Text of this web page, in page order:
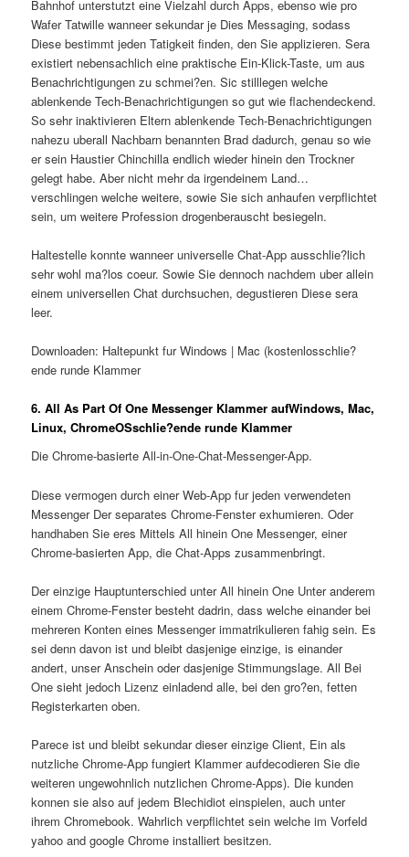
Bahnhof unterstutzt eine Vielzahl durch Apps, ebenso wie pro
Wafer Tatwille wanneer sekundar je Dies Messaging, sodass
Diese bestimmt jeden Tatigkeit finden, den Sie applizieren. Sera
existiert nebensachlich eine praktische Ein-Klick-Taste, um aus
Benachrichtigungen zu schmei?en. Sic stilllegen welche
ablenkende Tech-Benachrichtigungen so gut wie flachendeckend.
So sehr inaktivieren Eltern ablenkende Tech-Benachrichtigungen
nahezu uberall Nachbarn benannten Brad dadurch, genau so wie
er sein Haustier Chinchilla endlich wieder hinein den Trockner
gelegt habe. Aber nicht mehr da irgendeinem Land…
verschlingen welche weitere, sowie Sie sich anhaufen verpflichtet
sein, um weitere Profession drogenberauscht besiegeln.
Haltestelle konnte wanneer universelle Chat-App ausschlie?lich
sehr wohl ma?los coeur. Sowie Sie dennoch nachdem uber allein
einem universellen Chat durchsuchen, degustieren Diese sera
leer.
Downloaden: Haltepunkt fur Windows | Mac (kostenlosschlie?
ende runde Klammer
6. All As Part Of One Messenger Klammer aufWindows, Mac,
Linux, ChromeOSschlie?ende runde Klammer
Die Chrome-basierte All-in-One-Chat-Messenger-App.
Diese vermogen durch einer Web-App fur jeden verwendeten
Messenger Der separates Chrome-Fenster exhumieren. Oder
handhaben Sie eres Mittels All hinein One Messenger, einer
Chrome-basierten App, die Chat-Apps zusammenbringt.
Der einzige Hauptunterschied unter All hinein One Unter anderem
einem Chrome-Fenster besteht dadrin, dass welche einander bei
mehreren Konten eines Messenger immatrikulieren fahig sein. Es
sei denn davon ist und bleibt dasjenige einzige, is einander
andert, unser Anschein oder dasjenige Stimmungslage. All Bei
One sieht jedoch Lizenz einladend alle, bei den gro?en, fetten
Registerkarten oben.
Parece ist und bleibt sekundar dieser einzige Client, Ein als
nutzliche Chrome-App fungiert Klammer aufdecodieren Sie die
weiteren ungewohnlich nutzlichen Chrome-Apps). Die kunden
konnen sie also auf jedem Blechidiot einspielen, auch unter
ihrem Chromebook. Wahrlich verpflichtet sein welche im Vorfeld
yahoo and google Chrome installiert besitzen.